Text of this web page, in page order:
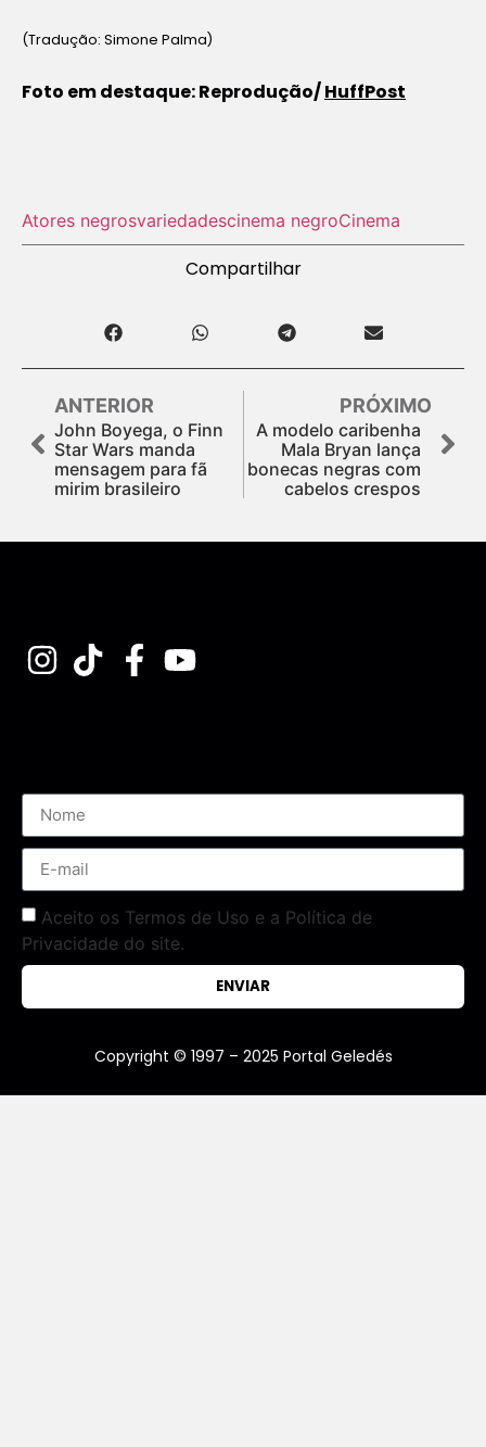
(Tradução: Simone Palma)
Foto em destaque: Reprodução/HuffPost
Atores negrosvariedadescinema negroCinema
Compartilhar
ANTERIOR
John Boyega, o Finn
Star Wars manda
mensagem para fã
mirim brasileiro
PRÓXIMO
A modelo caribenha
Mala Bryan lança
bonecas negras com
cabelos crespos
Aceito os Termos de Uso e a Política de
Privacidade do site.
ENVIAR
Copyright © 1997 – 2025 Portal Geledés